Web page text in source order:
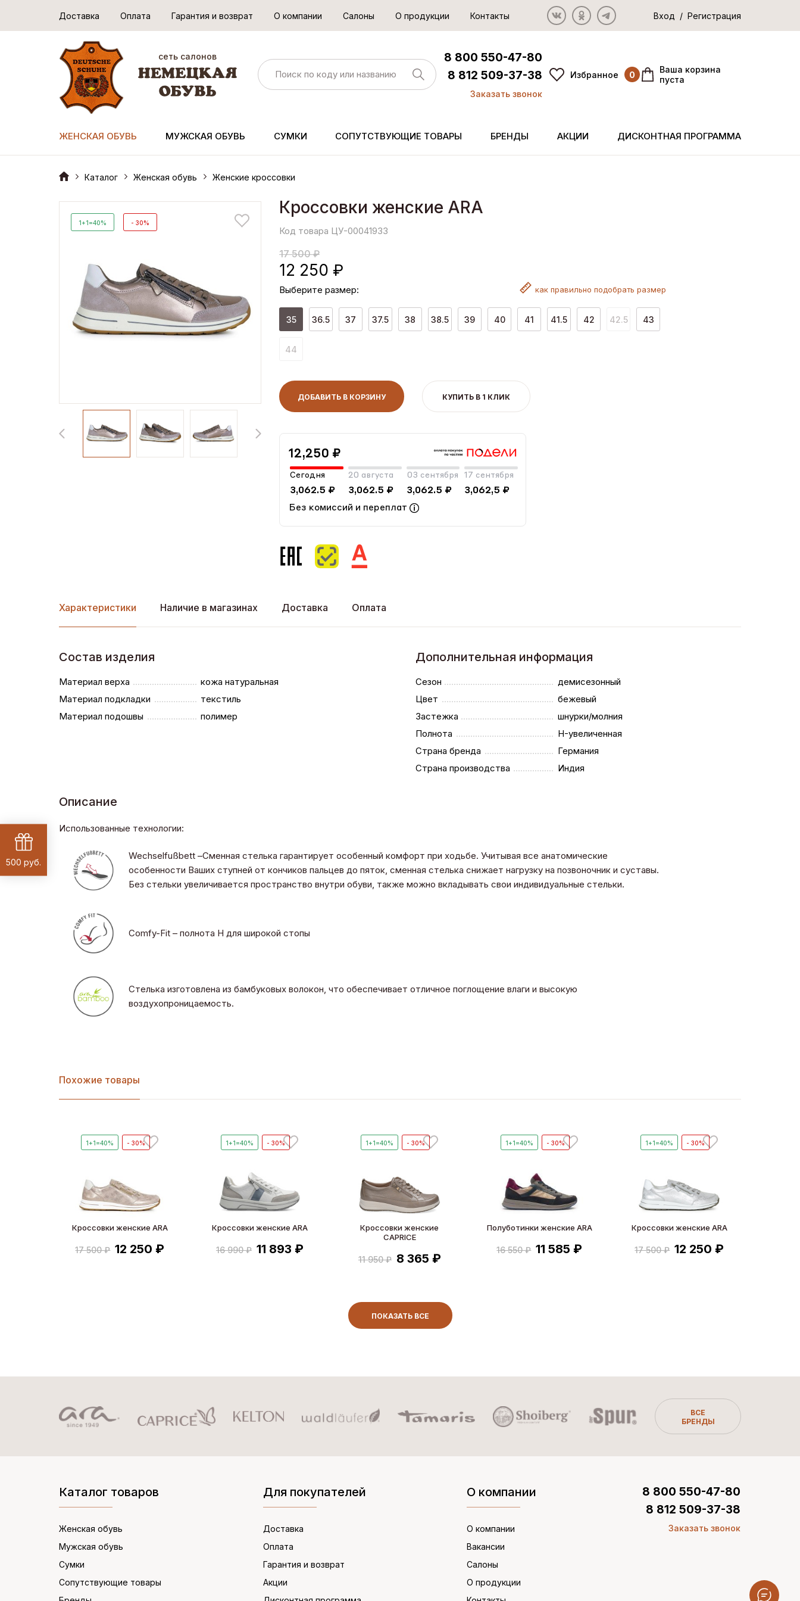
Доставка Оплата Гарантия и возврат О компании Салоны О продукции Контакты Вход / Регистрация
сеть салонов
8 800 550-47-80
8 812 509-37-38
Заказать звонок
Избранное 0
Ваша корзина
пуста
ЖЕНСКАЯ ОБУВЬ МУЖСКАЯ ОБУВЬ СУМКИ СОПУТСТВУЮЩИЕ ТОВАРЫ БРЕНДЫ АКЦИИ ДИСКОНТНАЯ ПРОГРАММА
Каталог Женская обувь Женские кроссовки
1+1=40% - 30%
Кроссовки женские ARA
Код товара ЦУ-00041933
17 500 ₽
12 250 ₽
Выберите размер: как правильно подобрать размер
35 36.5 37 37.5 38 38.5 39 40 41 41.5 42 42.5 43
44
ДОБАВИТЬ В КОРЗИНУ КУПИТЬ В 1 КЛИК
12,250 ₽
Сегодня
3,062.5 ₽
20 августа
3,062.5 ₽
03 сентября
3,062.5 ₽
17 сентября
3,062,5 ₽
Без комиссий и переплат
Характеристики Наличие в магазинах Доставка Оплата
Состав изделия
Материал верха
кожа натуральная
Материал подкладки
текстиль
Материал подошвы
полимер
Дополнительная информация
Сезон
демисезонный
Цвет
бежевый
Застежка
шнурки/молния
Полнота
H-увеличенная
Страна бренда
Германия
Страна производства
Индия
Описание
Использованные технологии:
Wechselfußbett –Сменная стелька гарантирует особенный комфорт при ходьбе. Учитывая все анатомические
особенности Ваших ступней от кончиков пальцев до пяток, сменная стелька снижает нагрузку на позвоночник и суставы.
Без стельки увеличивается пространство внутри обуви, также можно вкладывать свои индивидуальные стельки.
Comfy-Fit – полнота H для широкой стопы
Стелька изготовлена из бамбуковых волокон, что обеспечивает отличное поглощение влаги и высокую
воздухопроницаемость.
Похожие товары
1+1=40% - 30%
Кроссовки женские ARA
17 500 ₽ 12 250 ₽
1+1=40% - 30%
Кроссовки женские ARA
16 990 ₽ 11 893 ₽
1+1=40% - 30%
Кроссовки женские
CAPRICE
11 950 ₽ 8 365 ₽
1+1=40% - 30%
Полуботинки женские ARA
16 550 ₽ 11 585 ₽
1+1=40% - 30%
Кроссовки женские ARA
17 500 ₽ 12 250 ₽
ПОКАЗАТЬ ВСЕ
ВСЕ
БРЕНДЫ
Каталог товаров
Женская обувь
Мужская обувь
Сумки
Сопутствующие товары
Для покупателей
Доставка
Оплата
Гарантия и возврат
Акции
О компании
О компании
Вакансии
Салоны
О продукции
8 800 550-47-80
8 812 509-37-38
Заказать звонок
500 руб.